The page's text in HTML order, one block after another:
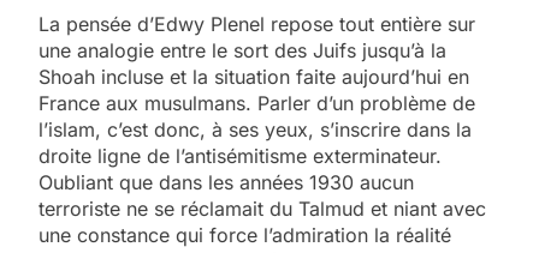
La pensée d’Edwy Plenel repose tout entière sur
une analogie entre le sort des Juifs jusqu’à la
Shoah incluse et la situation faite aujourd’hui en
France aux musulmans. Parler d’un problème de
l’islam, c’est donc, à ses yeux, s’inscrire dans la
droite ligne de l’antisémitisme exterminateur.
Oubliant que dans les années 1930 aucun
terroriste ne se réclamait du Talmud et niant avec
une constance qui force l’admiration la réalité